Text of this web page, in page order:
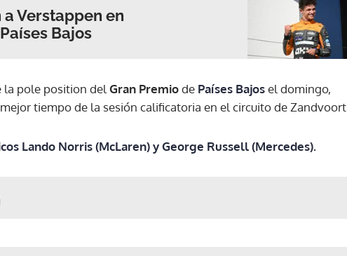
Verstappen en
Bajos
la pole position del Gran Premiode Países Bajosel domingo,
tiempo de la sesión calificatoria en el circuito de Zandvoort.
Lando Norris (McLaren) y George Russell (Mercedes).